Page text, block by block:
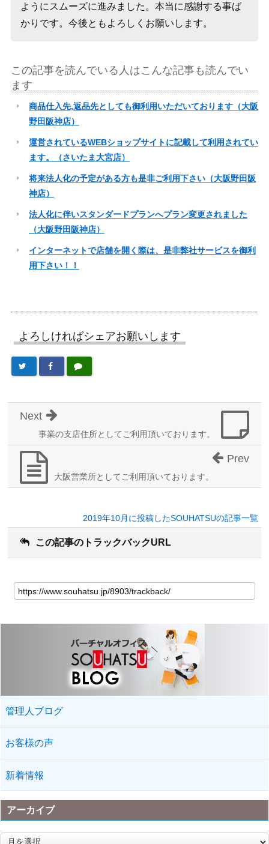
ようにスムーズに進みました。本当に感謝する事ば
かりです。今後ともよろしくお願いします。
この記事を読んでいる人はこんな記事も読んでい
ます
商品仕入先,返品先としても御利用いただいております（大阪
野田阪神店）
運営されているWEBショップサイトに記載して利用されてい
ます。（さいたま大宮店）
将来法人化の予定がある方も是非ご利用下さい（大阪野田阪
神店）
法人化に伴いスタンダードプランへプラン変更されました
（大阪野田阪神店）
インターネットで店舗を開く際は、是非弊社サービスを御利
用下さい！！
よろしければシェアお願いします
事業の支店住所としてご利用頂いております。
Next
大阪営業所としてご利用頂いております。
Prev
2019年10月に投稿したSOUHATSUの記事一覧
この記事のトラックバックURL
管理人ブログ
お客様の声
新着情報
アーカイブ
ア